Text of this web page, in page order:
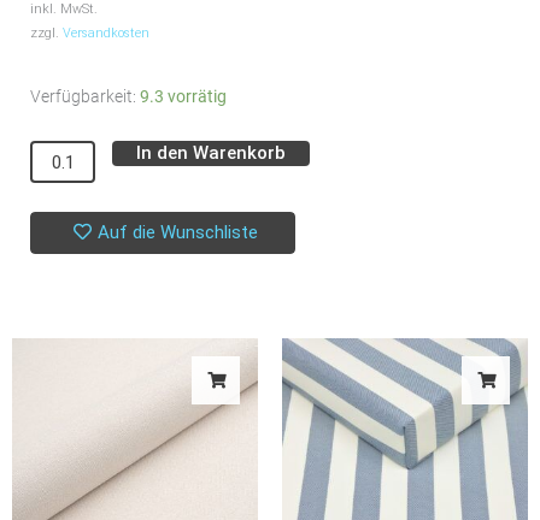
inkl. MwSt.
zzgl. Versandkosten
Verfügbarkeit: 9.3 vorrätig
Popeline
Baumwollsatin
//
Geometric
Menge
In den Warenkorb
Auf die Wunschliste